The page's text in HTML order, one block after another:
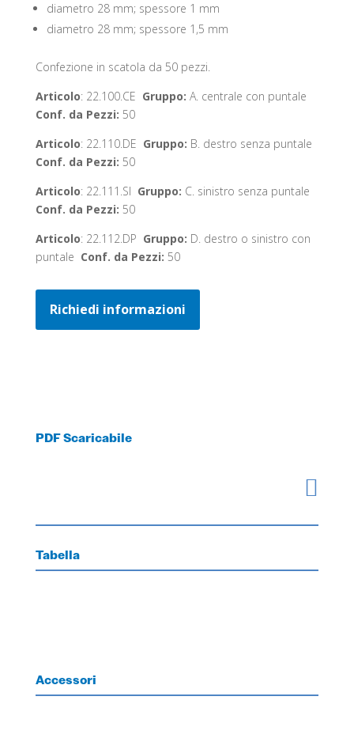
diametro 28 mm; spessore 1 mm
diametro 28 mm; spessore 1,5 mm
Confezione in scatola da 50 pezzi.
Articolo: 22.100.CE Gruppo: A. centrale con puntale
Conf. da Pezzi: 50
Articolo: 22.110.DE Gruppo: B. destro senza puntale
Conf. da Pezzi: 50
Articolo: 22.111.SI Gruppo: C. sinistro senza puntale
Conf. da Pezzi: 50
Articolo: 22.112.DP Gruppo: D. destro o sinistro con
puntale Conf. da Pezzi: 50
Richiedi informazioni
PDF Scaricabile

Tabella
Accessori